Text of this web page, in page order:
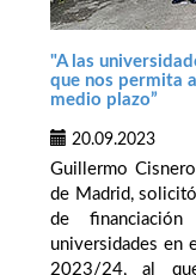
"A las
que nos permita
medio plazo”
20.09.2023
Guillermo
de Madrid,
de
universidades en
2023/24, al